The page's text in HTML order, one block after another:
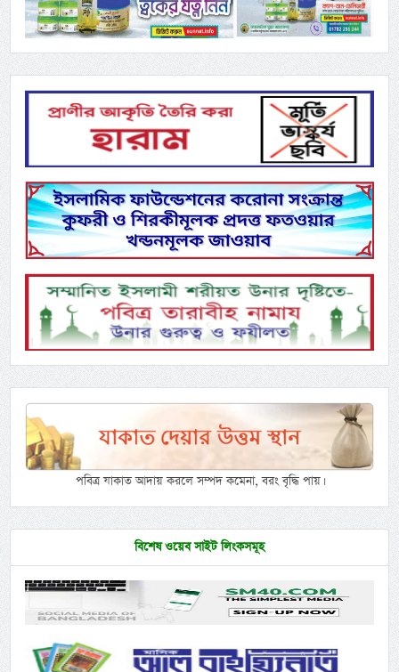
পবিত্র যাকাত আদায় করলে সম্পদ কমেনা, বরং বৃদ্ধি পায়।
বিশেষ ওয়েব সাইট লিংকসমূহ